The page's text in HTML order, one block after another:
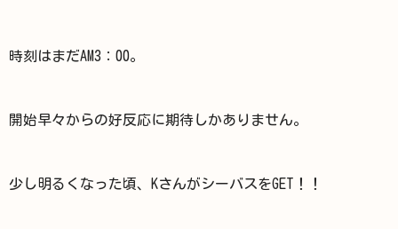
時刻はまだAM3：00。
開始早々からの好反応に期待しかありません。
少し明るくなった頃、KさんがシーバスをGET！！